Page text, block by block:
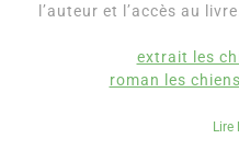
l’auteur et l’accès au
extrait les
roman les
Lire